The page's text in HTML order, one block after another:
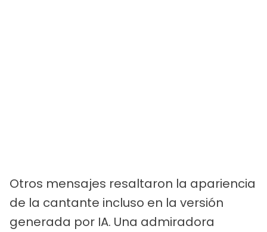
Otros mensajes resaltaron la apariencia
de la cantante incluso en la versión
generada por IA. Una admiradora